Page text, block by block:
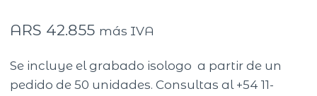
ARS 42.855 más IVA
Se incluye el grabado isologo a partir de un
pedido de 50 unidades. Consultas al +54 11-